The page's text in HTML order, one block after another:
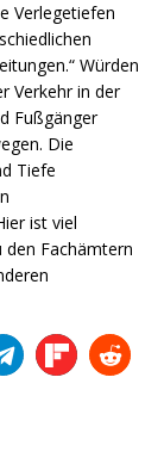
Verlegetiefen
Würden
Verkehr in der
Fußgänger
Die
Tiefe
ist viel
Fachämtern